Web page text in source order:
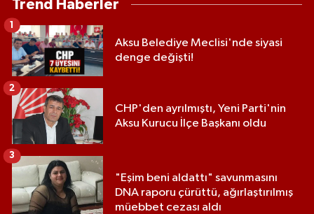
Trend Haberler
Aksu Belediye Meclisi'nde siyasi
denge değişti!
1
CHP'den ayrılmıştı, Yeni Parti'nin
Aksu Kurucu İlçe Başkanı oldu
2
"Eşim beni aldattı" savunmasını
DNA raporu çürüttü, ağırlaştırılmış
müebbet cezası aldı
3